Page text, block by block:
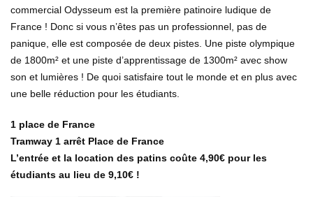
commercial Odysseum est la première patinoire ludique de
France ! Donc si vous n’êtes pas un professionnel, pas de
panique, elle est composée de deux pistes. Une piste olympique
de 1800m² et une piste d’apprentissage de 1300m² avec show
son et lumières ! De quoi satisfaire tout le monde et en plus avec
une belle réduction pour les étudiants.
1 place de France
Tramway 1 arrêt Place de France
L’entrée et la location des patins coûte 4,90€ pour les
étudiants au lieu de 9,10€ !